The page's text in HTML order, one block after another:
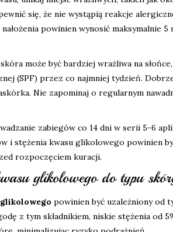
się, że nie wystąpią reakcje
powinien wynosić maksymalnie
może być bardziej wrażliwa na
(SPF) przez co najmniej tydzień.
Nie zapominaj o regularnym
zabiegów co 14 dni w serii 5-6
i stężenia kwasu glikolowego powinien
rozpoczęciem kuracji.
glikolowego do typu
powinien być uzależniony od
z tym składnikiem, niskie stężenia od